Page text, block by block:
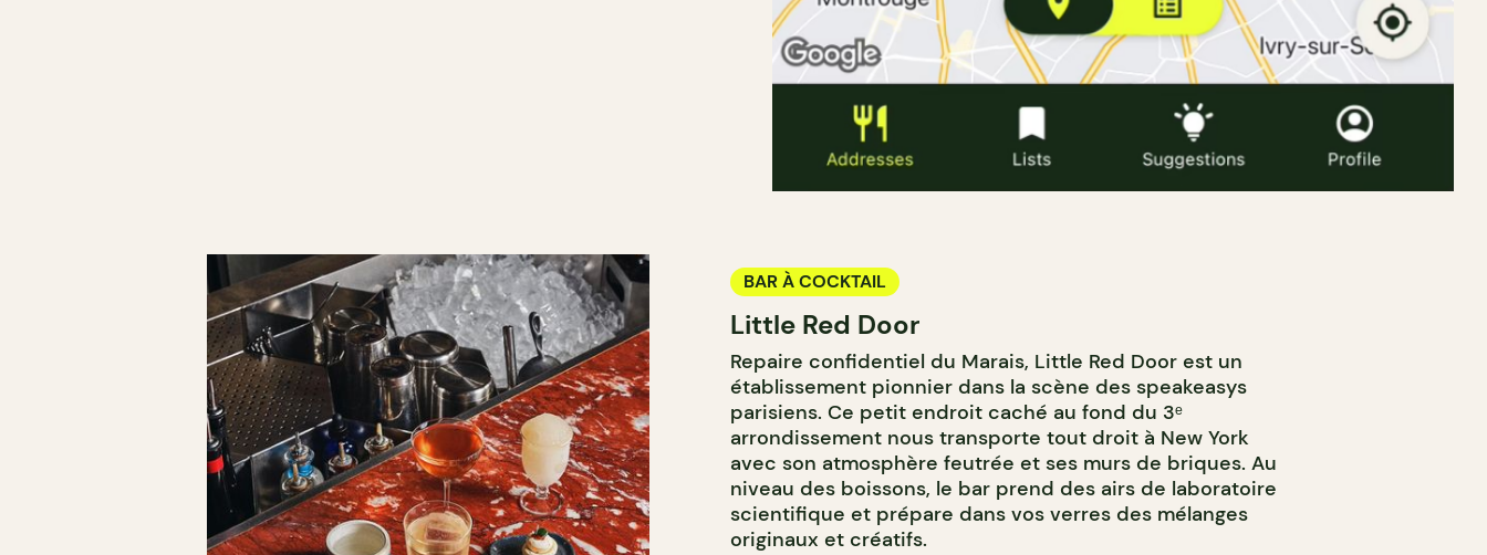
BAR À COCKTAIL
Little Red Door
Repaire confidentiel du Marais, Little Red Door est un
établissement pionnier dans la scène des speakeasys
parisiens. Ce petit endroit caché au fond du 3ᵉ
arrondissement nous transporte tout droit à New York
avec son atmosphère feutrée et ses murs de briques. Au
niveau des boissons, le bar prend des airs de laboratoire
scientifique et prépare dans vos verres des mélanges
originaux et créatifs.